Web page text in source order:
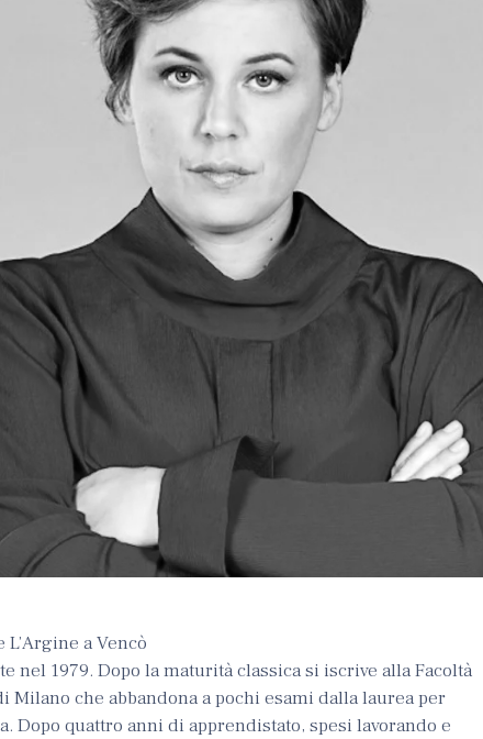
a Vencò
nel 1979. Dopo la maturità classica si iscrive alla Facoltà
Milano che abbandona a pochi esami dalla laurea per
Dopo quattro anni di apprendistato, spesi lavorando e